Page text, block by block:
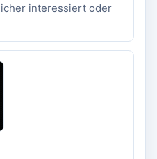
interessiert oder